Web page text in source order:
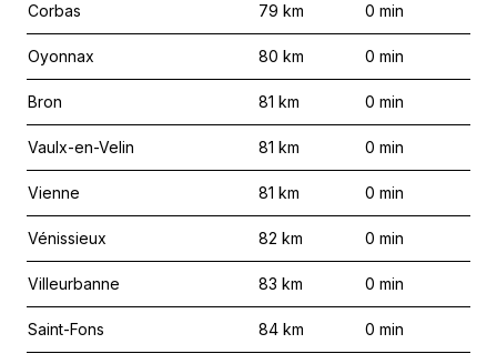
Corbas 79 km 0 min
Oyonnax 80 km 0 min
Bron 81 km 0 min
Vaulx-en-Velin 81 km 0 min
Vienne 81 km 0 min
Vénissieux 82 km 0 min
Villeurbanne 83 km 0 min
Saint-Fons 84 km 0 min